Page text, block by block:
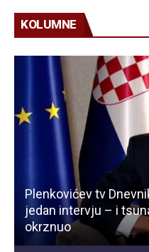
KOLUMNE
Plenkovićev tv
jedan intervju – i
okrznuo